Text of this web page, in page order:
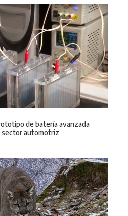
de batería avanzada
sector automotriz